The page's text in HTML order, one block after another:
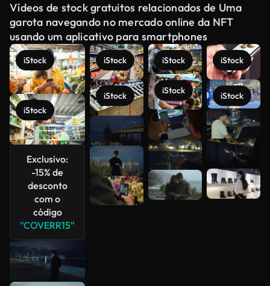
Vídeos de stock gratuitos relacionados de Uma
garota navegando no mercado online da NFT
usando um aplicativo para smartphones
iStock
iStock
Exclusivo:
-15% de
desconto
com o
código
"COVERR15"
iStock
iStock
iStock
iStock
iStock
iStock
Veja mais